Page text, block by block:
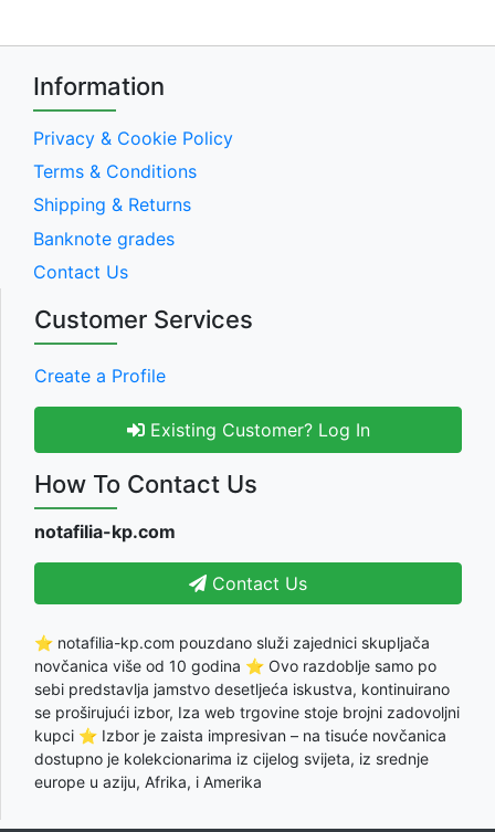
Information
Privacy & Cookie Policy
Terms & Conditions
Shipping & Returns
Banknote grades
Contact Us
Customer Services
Create a Profile
Existing Customer? Log In
How To Contact Us
notafilia-kp.com
Contact Us
⭐ notafilia-kp.com pouzdano služi zajednici skupljača
novčanica više od 10 godina ⭐ Ovo razdoblje samo po
sebi predstavlja jamstvo desetljeća iskustva, kontinuirano
se proširujući izbor, Iza web trgovine stoje brojni zadovoljni
kupci ⭐ Izbor je zaista impresivan – na tisuće novčanica
dostupno je kolekcionarima iz cijelog svijeta, iz srednje
europe u aziju, Afrika, i Amerika